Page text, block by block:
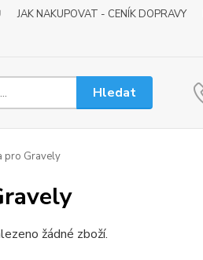
JAK NAKUPOVAT - CENÍK DOPRAVY
Hledat
pro Gravely
žádné zboží.